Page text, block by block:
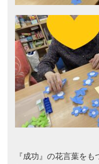
『成功』の花言葉をも